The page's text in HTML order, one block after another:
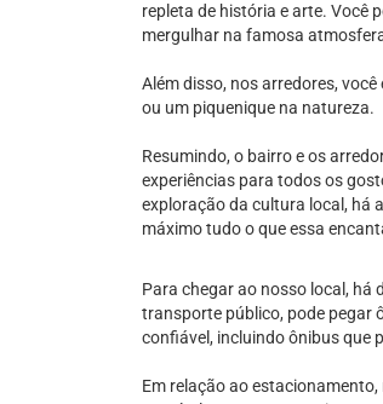
repleta de história e arte. Você
mergulhar na famosa
Além disso, nos arredores,
ou um piquenique na natureza.
Resumindo, o bairro e os
experiências para todos os
exploração da cultura local, há
máximo tudo o que essa
Para chegar ao nosso local, há
transporte público, pode pegar
confiável, incluindo ônibus que
Em relação ao